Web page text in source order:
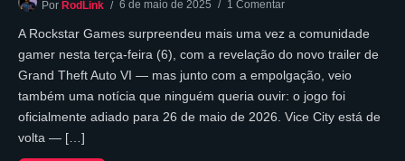
Por RodLink 6 de maio de 2025 1 Comentar
A Rockstar Games surpreendeu mais uma vez a comunidade
gamer nesta terça-feira (6), com a revelação do novo trailer de
Grand Theft Auto VI — mas junto com a empolgação, veio
também uma notícia que ninguém queria ouvir: o jogo foi
oficialmente adiado para 26 de maio de 2026. Vice City está de
volta — […]